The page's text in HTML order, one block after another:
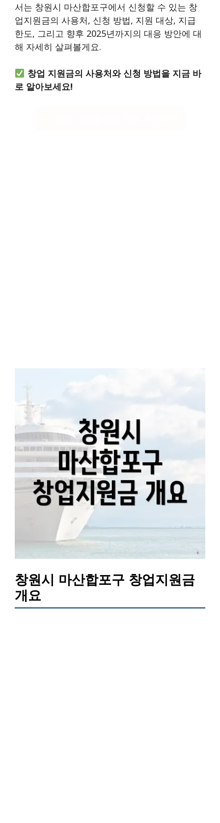
서는 창원시 마산합포구에서 신청할 수 있는 창
업지원금의 사용처, 신청 방법, 지원 대상, 지급
한도, 그리고 향후 2025년까지의 대응 방안에 대
해 자세히 살펴볼게요.
창업 지원금의 사용처와 신청 방법을 지금 바
로 알아보세요!
창원시 마산합포구 창업지원금
개요